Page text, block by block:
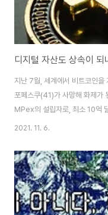
디지털 자산도 상속이 되
지난 7월, 세계에서 비트코인을
포페스쿠(41)가 사망해 화제가
MPex의 설립자로, 최소 10억
으로 추정되며, 지난 6월 코스타
화폐) 거래소 쿼드리가
갑작스럽게 사망했다. 그로 인
는 암호화폐에 접근할 수 없게
지어냈다는 루머도 있지만 확실
만 접근할 수 ..
2021. 11. 6.